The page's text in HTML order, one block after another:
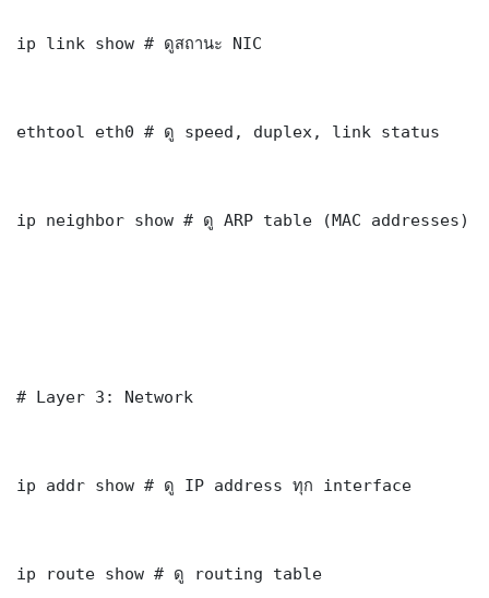
ip link show # ดูสถานะ NIC
ethtool eth0 # ดู speed, duplex, link status
ip neighbor show # ดู ARP table (MAC addresses)
# Layer 3: Network
ip addr show # ดู IP address ทุก interface
ip route show # ดู routing table